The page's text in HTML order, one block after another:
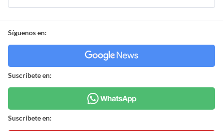
Síguenos en:
Suscríbete en:
Suscríbete en: